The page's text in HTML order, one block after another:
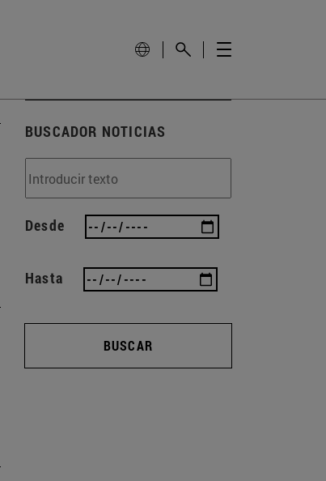
BUSCADOR NOTICIAS
Desde
Hasta
BUSCAR